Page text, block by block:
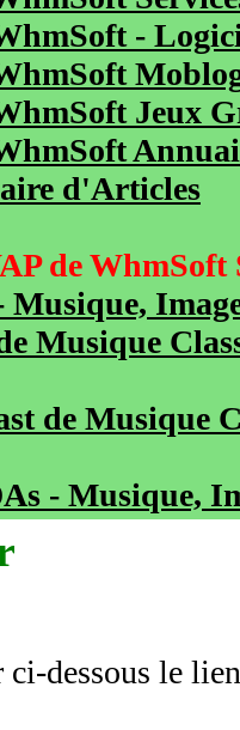
-
Jeux
d'Articles
de WhmSoft
Musique,
Musique
de Musique
- Musique,
ci-dessous le